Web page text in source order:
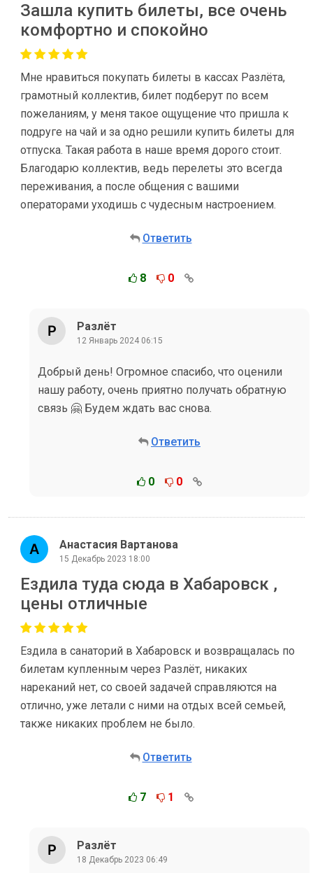
Зашла купить билеты, все очень
комфортно и спокойно
Мне нравиться покупать билеты в кассах Разлёта,
грамотный коллектив, билет подберут по всем
пожеланиям, у меня такое ощущение что пришла к
подруге на чай и за одно решили купить билеты для
отпуска. Такая работа в наше время дорого стоит.
Благодарю коллектив, ведь перелеты это всегда
переживания, а после общения с вашими
операторами уходишь с чудесным настроением.
Ответить
8 0
Разлёт
12 Январь 2024 06:15
Добрый день! Огромное спасибо, что оценили
нашу работу, очень приятно получать обратную
связь 🤗 Будем ждать вас снова.
Ответить
0 0
Анастасия Вартанова
15 Декабрь 2023 18:00
Ездила туда сюда в Хабаровск ,
цены отличные
Ездила в санаторий в Хабаровск и возвращалась по
билетам купленным через Разлёт, никаких
нареканий нет, со своей задачей справляются на
отлично, уже летали с ними на отдых всей семьей,
также никаких проблем не было.
Ответить
7 1
Разлёт
18 Декабрь 2023 06:49